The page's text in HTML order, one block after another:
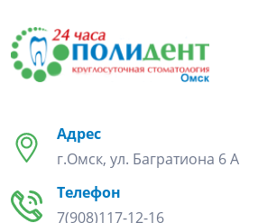
Адрес
г.Омск, ул. Багратиона 6 А
Телефон
7(908)117-12-16